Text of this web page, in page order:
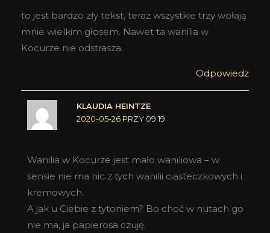
to jest bardzo zły tekst, teraz wszystkie trzy wołają
mnie wielkim głosem. Nawet ta wanilia w
Kocurze nie odstrasza.
Odpowiedz
KLAUDIA HEINTZE
2020-05-26 PRZY 09:19
Wanilia w Kocurze jest mało waniliowa – w
sensie nie ma nic z tych wanilii ciasteczkowych i
kremowych.
A jak u Ciebie z tytoniem? Bo choć w nutach go
nie ma, ja papierosa czuję.